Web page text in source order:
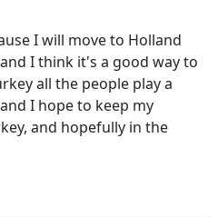
I will move to Holland
I think it's a good way to
all the people play a
I hope to keep my
and hopefully in the